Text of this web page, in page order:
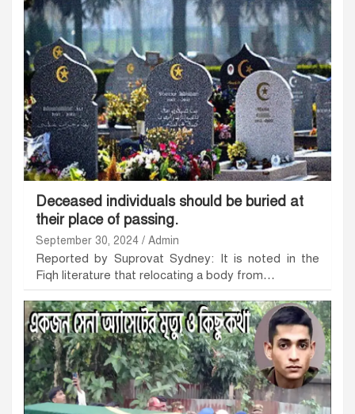
Deceased individuals should be buried at
their place of passing.
September 30, 2024 Admin
Reported by Suprovat Sydney: It is noted in the
Fiqh literature that relocating a body from…